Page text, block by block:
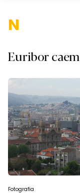
Naciona
Euribor caem
Fotografia